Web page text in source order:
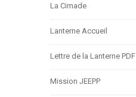
La Cimade
Lanterne Accueil
Lettre de la Lanterne PDF
Mission JEEPP